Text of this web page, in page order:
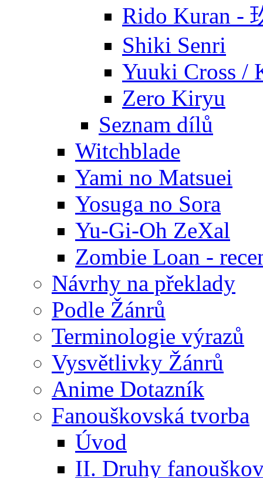
Rido Kuran -
Shiki Senri
Yuuki Cross /
Zero Kiryu
Seznam dílů
Witchblade
Yami no Matsuei
Yosuga no Sora
Yu-Gi-Oh ZeXal
Zombie Loan -
Návrhy na překlady
Podle Žánrů
Terminologie výrazů
Vysvětlivky Žánrů
Anime Dotazník
Fanouškovská tvorba
Úvod
II. Druhy